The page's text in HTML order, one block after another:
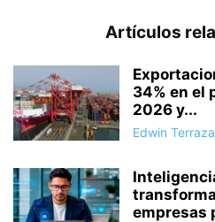
Artículos
34% en el
2026 y...
Edwin
empresas